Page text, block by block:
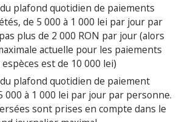
plafond quotidien de paiements
de 5 000 à 1 000 lei par jour par
plus de 2 000 RON par jour (alors
actuelle pour les paiements
est de 10 000 lei)
plafond quotidien de paiement
000 à 1 000 lei par jour par personne.
sont prises en compte dans le